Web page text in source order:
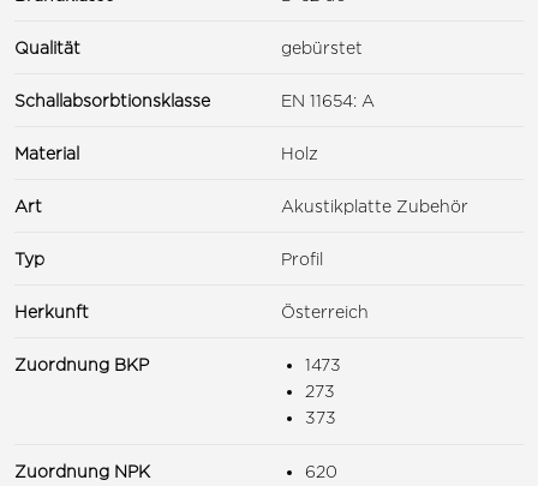
Qualität gebürstet
Schallabsorbtionsklasse EN 11654: A
Material Holz
Art Akustikplatte Zubehör
Typ Profil
Herkunft Österreich
Zuordnung BKP
1473
273
373
Zuordnung NPK
620